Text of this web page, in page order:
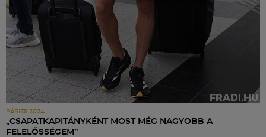
PÁRIZS 2024
„CSAPATKAPITÁNYKÉNT MOST MÉG NAGYOBB A
FELELŐSSÉGEM”